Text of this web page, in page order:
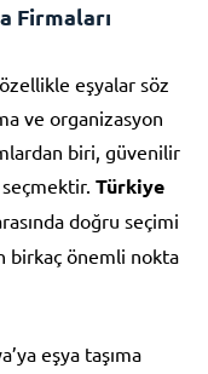
Firmaları
eşyalar söz
ve organizasyon
biri, güvenilir
Türkiye
doğru seçimi
birkaç önemli nokta
eşya taşıma